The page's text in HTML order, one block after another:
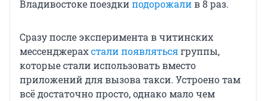
Владивостоке поездкиподорожалив 8 раз.
Сразу после эксперимента в читинских
мессенджерахстали появлятьсягруппы,
которые стали использовать вместо
приложений для вызова такси. Устроено там
всё достаточно просто, однако мало чем